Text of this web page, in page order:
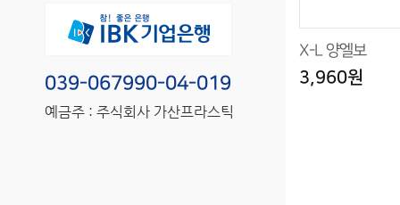
039-067990-04-019
예금주 : 주식회사 가산프라스틱
X-L 양엘보
3,960원